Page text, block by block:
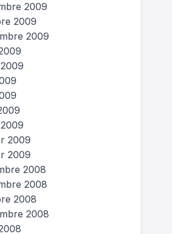
2009
2009
2009
2009
2009
2008
2008
2008
2008